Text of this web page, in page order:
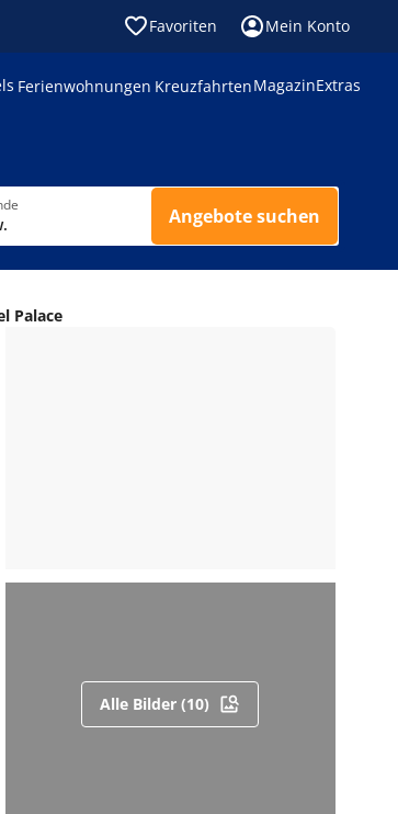
Favoriten Mein Konto
Ferienwohnungen KreuzfahrtenMagazinExtras
Angebote suchen
Palace
Alle Bilder (10)